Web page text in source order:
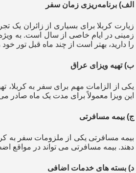
الف) برنامه‌ریزی زمان سفر
زیارت کربلا برای بسیاری از زائران یک
زمینی در ایام خاصی از سال است. به
را دارید، بهتر است از چند ماه قبل تور خود
ب) تهیه ویزای عراق
یکی از الزامات مهم برای سفر به
این ویزا معمولاً برای مدت یک ماه صادر
ج) بیمه مسافرتی
بیمه مسافرتی یکی از ملزومات سفر به
دهند. بیمه مسافرتی می‌ تواند در مواقع
د) بسته‌ های خدمات اضافی